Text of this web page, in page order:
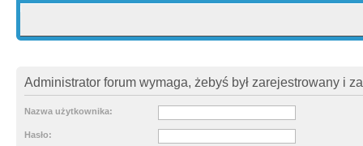
Administrator forum wymaga, żebyś był zarejestrowany i
Nazwa użytkownika:
Hasło: